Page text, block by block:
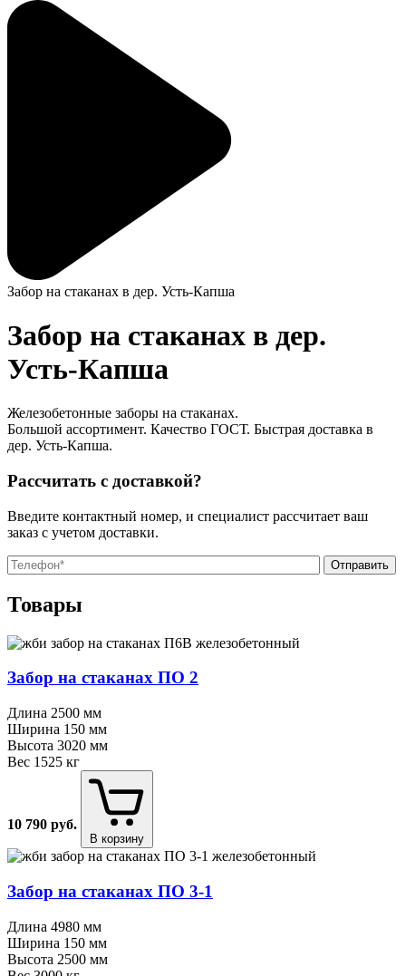
Забор на стаканах в дер. Усть-Капша
Забор на стаканах в дер.
Усть-Капша
Железобетонные заборы на стаканах.
Большой ассортимент. Качество ГОСТ. Быстрая доставка в
дер. Усть-Капша.
Рассчитать с доставкой?
Введите контактный номер, и специалист рассчитает ваш
заказ с учетом доставки.
Товары
Забор на стаканах ПО 2
Длина 2500 мм
Ширина 150 мм
Высота 3020 мм
Вес 1525 кг
10 790 руб.
В корзину
Забор на стаканах ПО 3⁠-⁠1
Длина 4980 мм
Ширина 150 мм
Высота 2500 мм